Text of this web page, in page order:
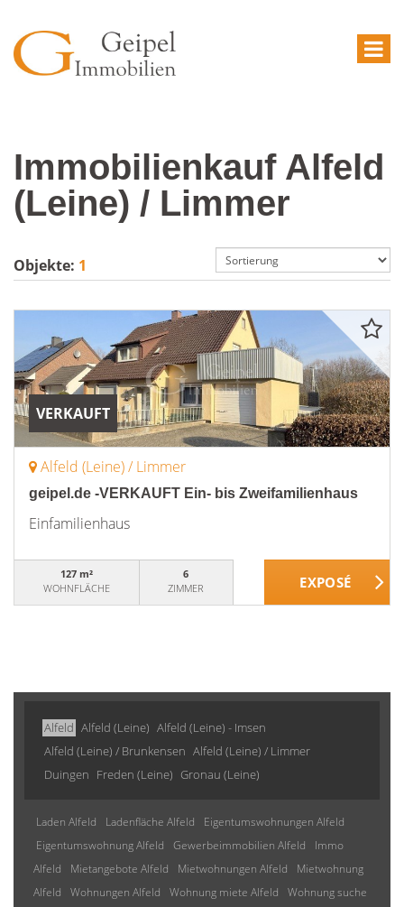
Immobilienkauf Alfeld
(Leine) / Limmer
Objekte: 1
VERKAUFT
Alfeld (Leine) / Limmer
geipel.de -VERKAUFT Ein- bis Zweifamilienhaus
Einfamilienhaus
127 m²
WOHNFLÄCHE
6
ZIMMER
Alfeld Alfeld (Leine) Alfeld (Leine) - Imsen
Alfeld (Leine) / Brunkensen Alfeld (Leine) / Limmer
Duingen Freden (Leine) Gronau (Leine)
Laden Alfeld Ladenfläche Alfeld
Eigentumswohnungen Alfeld
Eigentumswohnung Alfeld
Gewerbeimmobilien Alfeld
Immo
Alfeld
Mietangebote Alfeld Mietwohnungen Alfeld
Mietwohnung
Alfeld
Wohnungen Alfeld Wohnung miete Alfeld
Wohnung suche